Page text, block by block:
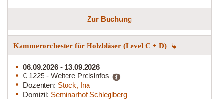
Zur Buchung
Kammerorchester für Holzbläser (Level C + D)
06.09.2026 - 13.09.2026
€ 1225 - Weitere Preisinfos
Dozenten: Stock, Ina
Domizil: Seminarhof Schleglberg